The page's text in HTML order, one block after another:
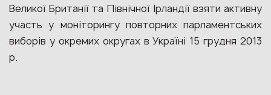
Великої Британії та Північної Ірландії взяти активну
участь у моніторингу повторних парламентських
виборів у окремих округах в Україні 15 грудня 2013
р.